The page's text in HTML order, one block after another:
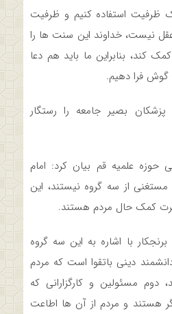
ظرفیت استفاده کنیم و ظرفیت
عقل نیست، خداوند این سنت ها را
کند، بنابراین ما باید هم دعا
گوش فرا دهیم.
بصیر جامعه را رستگار
حوزه علمیه قم بیان کرد: امام
از سه گروه نیستند، این
کمک حال مردم هستند.
با اشاره به این سه گروه
دینی باتقوا است که مردم
مسئولین و کارگزارانی که
هستند و مردم از آن ها اطاعت